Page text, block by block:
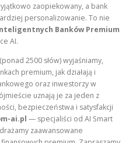
zaopiekowany, a bank
personalizowanie. To nie
Banków Premium
AI.
2500 słów) wyjaśniamy,
premium, jak działają i
oraz inwestorzy w
uznają je za jeden z
bezpieczeństwa i satysfakcji
ai.pl — specjaliści od AI Smart
zaawansowane